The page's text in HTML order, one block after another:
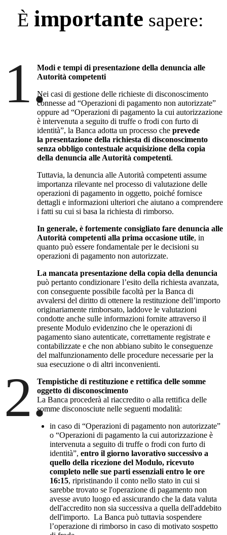
È importante sapere:
1.Modi e tempi di presentazione della denuncia alle
Autorità competenti
Nei casi di gestione delle richieste di disconoscimento
connesse ad “Operazioni di pagamento non autorizzate”
oppure ad “Operazioni di pagamento la cui autorizzazione
è intervenuta a seguito di truffe o frodi con furto di
identità”, la Banca adotta un processo che prevede
la presentazione della richiesta di disconoscimento
senza obbligo contestuale acquisizione della copia
della denuncia alle Autorità competenti.
Tuttavia, la denuncia alle Autorità competenti assume
importanza rilevante nel processo di valutazione delle
operazioni di pagamento in oggetto, poiché fornisce
dettagli e informazioni ulteriori che aiutano a comprendere
i fatti su cui si basa la richiesta di rimborso.
In generale, è fortemente consigliato fare denuncia alle
Autorità competenti alla prima occasione utile, in
quanto può essere fondamentale per le decisioni su
operazioni di pagamento non autorizzate.
La mancata presentazione della copia della denuncia
può pertanto condizionare l’esito della richiesta avanzata,
con conseguente possibile facoltà per la Banca di
avvalersi del diritto di ottenere la restituzione dell’importo
originariamente rimborsato, laddove le valutazioni
condotte anche sulle informazioni fornite attraverso il
presente Modulo evidenzino che le operazioni di
pagamento siano autenticate, correttamente registrate e
contabilizzate e che non abbiano subito le conseguenze
del malfunzionamento delle procedure necessarie per la
sua esecuzione o di altri inconvenienti.
2.Tempistiche di restituzione e rettifica delle somme
oggetto di disconoscimento
La Banca procederà al riaccredito o alla rettifica delle
somme disconosciute nelle seguenti modalità:
in caso di “Operazioni di pagamento non autorizzate”
o “Operazioni di pagamento la cui autorizzazione è
intervenuta a seguito di truffe o frodi con furto di
identità”, entro il giorno lavorativo successivo a
quello della ricezione del Modulo, ricevuto
completo nelle sue parti essenziali entro le ore
16:15, ripristinando il conto nello stato in cui si
sarebbe trovato se l'operazione di pagamento non
avesse avuto luogo ed assicurando che la data valuta
dell'accredito non sia successiva a quella dell'addebito
dell'importo. La Banca può tuttavia sospendere
l’operazione di rimborso in caso di motivato sospetto